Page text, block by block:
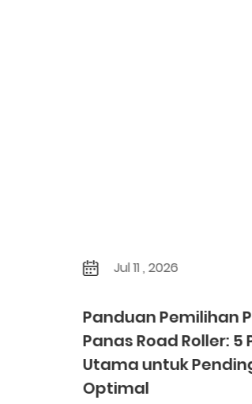
Jul 11 , 2026
Panduan Pemilihan
Panas Road Roller:
Utama untuk
Optimal